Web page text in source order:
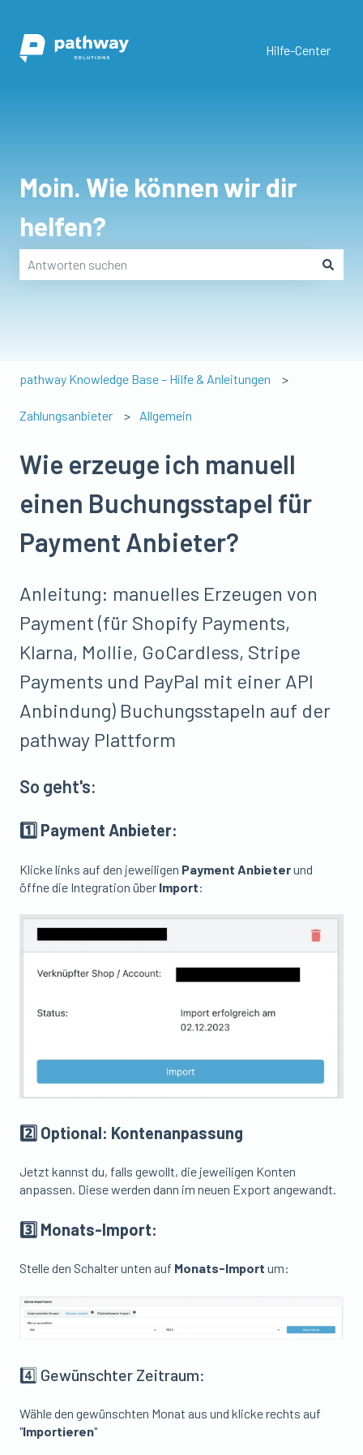
Hilfe-Center
Moin. Wie können wir dir
helfen?
pathway Knowledge Base – Hilfe & Anleitungen
Zahlungsanbieter Allgemein
Wie erzeuge ich manuell
einen Buchungsstapel für
Payment Anbieter?
Anleitung: manuelles Erzeugen von
Payment (für Shopify Payments,
Klarna, Mollie, GoCardless, Stripe
Payments und PayPal mit einer API
Anbindung) Buchungsstapeln auf der
pathway Plattform
So geht's:
1️⃣ Payment Anbieter:
Klicke links auf den jeweiligen Payment Anbieterund
öffne die Integration über Import:
2️⃣ Optional: Kontenanpassung
Jetzt kannst du, falls gewollt, die jeweiligen Konten
anpassen. Diese werden dann im neuen Export angewandt.
3️⃣ Monats-Import:
Stelle den Schalter unten auf Monats-Import um:
4️⃣ Gewünschter Zeitraum:
Wähle den gewünschten Monat aus und klicke rechts auf
"Importieren"